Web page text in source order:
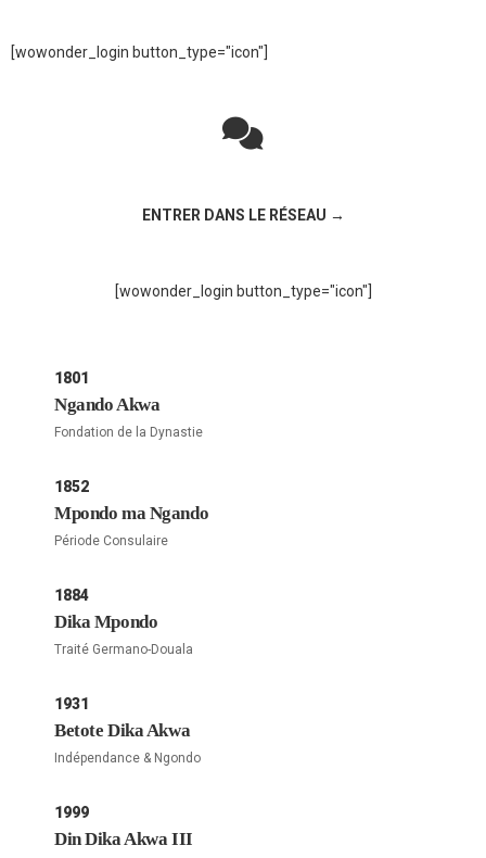
[wowonder_login button_type="icon"]
ENTRER DANS LE RÉSEAU →
[wowonder_login button_type="icon"]
1801
Ngando Akwa
Fondation de la Dynastie
1852
Mpondo ma Ngando
Période Consulaire
1884
Dika Mpondo
Traité Germano-Douala
1931
Betote Dika Akwa
Indépendance & Ngondo
1999
Din Dika Akwa III